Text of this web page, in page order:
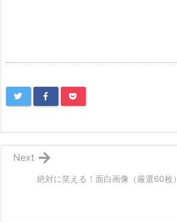
絶対に笑える！面白画像（厳選60枚）
Next